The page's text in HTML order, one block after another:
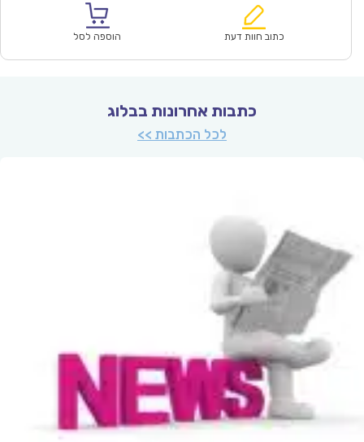
₪67.00.
הוא:
כתוב חוות דעת הוספה לסל
כתבות אחרונות בבלוג
לכל הכתבות >>